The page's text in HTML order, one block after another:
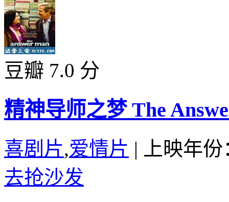
豆瓣 7.0 分
精神导师之梦 The
喜剧片,爱情片 |
上映年
去抢沙发